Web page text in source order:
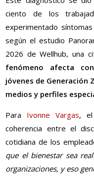
ciento de los
experimentado
según el estudio
2026 de Wellhub, una
fenómeno afecta
jóvenes de Generación
medios y perfiles
Para Ivonne Vargas, el
coherencia entre el
cotidiana de los
que el bienestar sea
organizaciones, y eso